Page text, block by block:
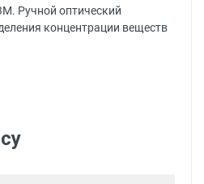
Ручной оптический
концентрации веществ